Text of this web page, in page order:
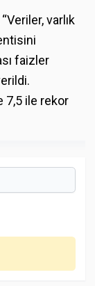
varlık
faizler
7,5 ile rekor